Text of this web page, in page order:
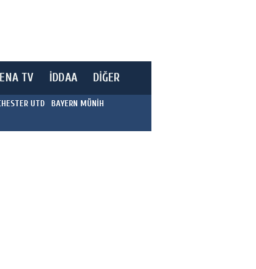
TV İDDAA DİĞER
UTD
BAYERN MÜNİH